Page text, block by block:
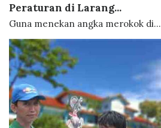
Peraturan di Larang...
Guna menekan angka merokok di...